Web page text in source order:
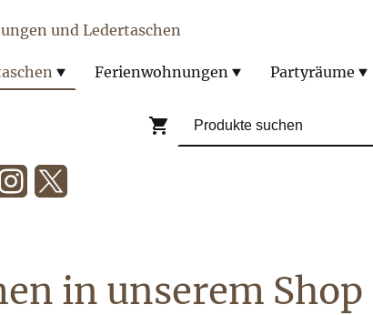
und Ledertaschen
Ferienwohnungen Partyräume
in unserem Shop